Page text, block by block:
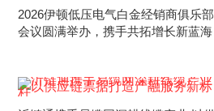
2026伊顿低压电气白金经销商俱乐部
会议圆满举办，携手共拓增长新蓝海